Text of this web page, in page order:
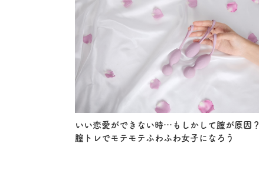
いい恋愛ができない時…もしかして膣が原因？
膣トレでモテモテふわふわ女子になろう